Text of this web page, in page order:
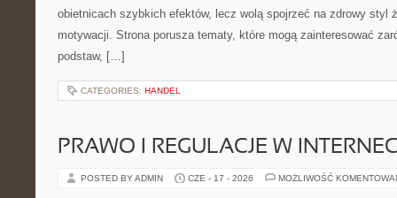
obietnicach szybkich efektów, lecz wolą spojrzeć na zdrowy styl
motywacji. Strona porusza tematy, które mogą zainteresować
podstaw, […]
CATEGORIES: HANDEL
PRAWO I REGULACJE W
POSTED BY ADMIN CZE - 17 - 2026 MOŻLIWOŚĆ